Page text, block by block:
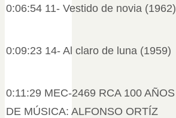
0:06:54 11- Vestido de novia (1962)
0:09:23 14- Al claro de luna (1959)
0:11:29 MEC-2469 RCA 100 AÑOS
DE MÚSICA: ALFONSO ORTÍZ